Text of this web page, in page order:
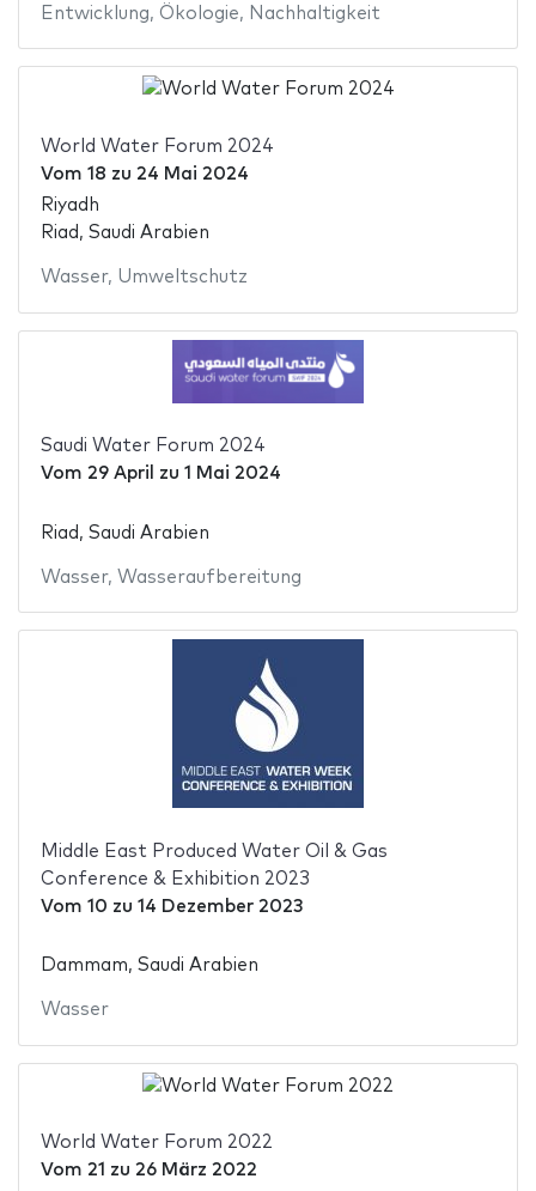
Entwicklung, Ökologie, Nachhaltigkeit
World Water Forum 2024
Vom 18 zu 24 Mai 2024
Riyadh
Riad, Saudi Arabien
Wasser, Umweltschutz
Saudi Water Forum 2024
Vom 29 April zu 1 Mai 2024
Riad, Saudi Arabien
Wasser, Wasseraufbereitung
Middle East Produced Water Oil & Gas
Conference & Exhibition 2023
Vom 10 zu 14 Dezember 2023
Dammam, Saudi Arabien
Wasser
World Water Forum 2022
Vom 21 zu 26 März 2022